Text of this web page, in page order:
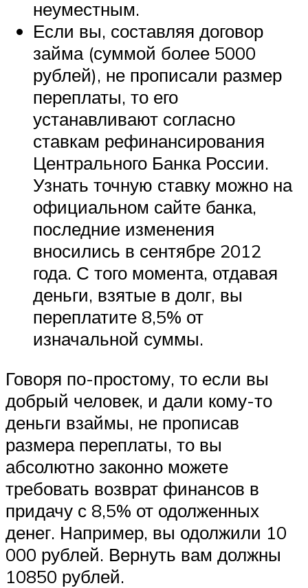
неуместным.
Если вы, составляя договор
займа (суммой более 5000
рублей), не прописали размер
переплаты, то его
устанавливают согласно
ставкам рефинансирования
Центрального Банка России.
Узнать точную ставку можно на
официальном сайте банка,
последние изменения
вносились в сентябре 2012
года. С того момента, отдавая
деньги, взятые в долг, вы
переплатите 8,5% от
изначальной суммы.
Говоря по-простому, то если вы
добрый человек, и дали кому-то
деньги взаймы, не прописав
размера переплаты, то вы
абсолютно законно можете
требовать возврат финансов в
придачу с 8,5% от одолженных
денег. Например, вы одолжили 10
000 рублей. Вернуть вам должны
10850 рублей.